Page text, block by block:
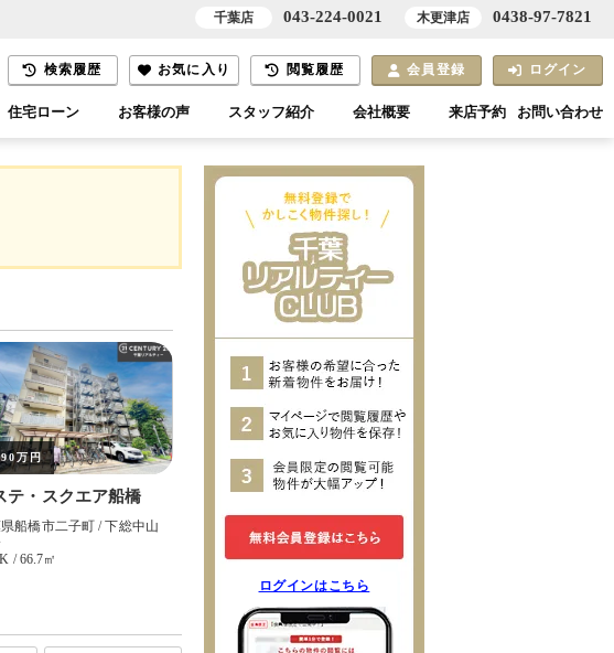
検索履歴 お気に入り 閲覧履歴 会員登録 ログイン
住宅ローン お客様の声 スタッフ紹介 会社概要 来店予約 お問い合わせ
ログインはこちら
千葉店 043-224-0021 木更津店 0438-97-7821